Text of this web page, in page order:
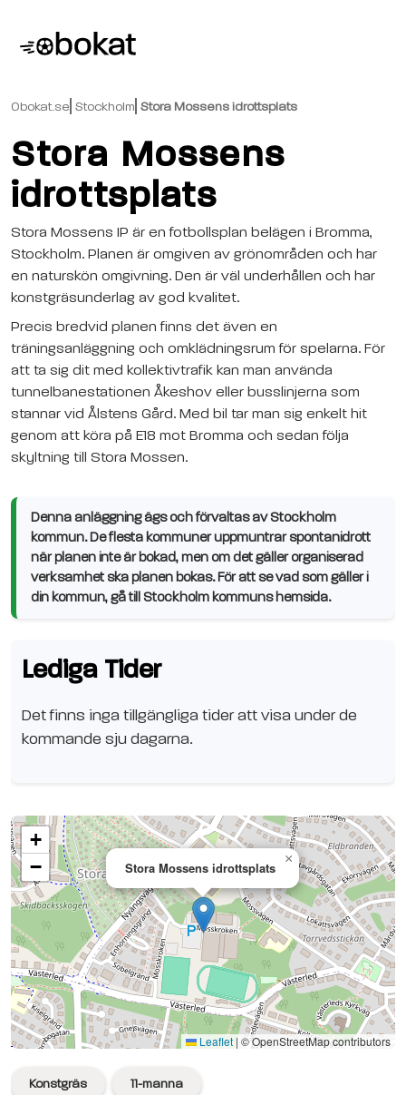
Obokat.se Stockholm Stora Mossens idrottsplats
Stora Mossens
idrottsplats
Stora Mossens IP är en fotbollsplan belägen i Bromma,
Stockholm. Planen är omgiven av grönområden och har
en naturskön omgivning. Den är väl underhållen och har
konstgräsunderlag av god kvalitet.
Precis bredvid planen finns det även en
träningsanläggning och omklädningsrum för spelarna. För
att ta sig dit med kollektivtrafik kan man använda
tunnelbanestationen Åkeshov eller busslinjerna som
stannar vid Ålstens Gård. Med bil tar man sig enkelt hit
genom att köra på E18 mot Bromma och sedan följa
skyltning till Stora Mossen.
Denna anläggning ägs och förvaltas av Stockholm
kommun. De flesta kommuner uppmuntrar spontanidrott
när planen inte är bokad, men om det gäller organiserad
verksamhet ska planen bokas. För att se vad som gäller i
din kommun, gå till Stockholm kommuns hemsida.
Lediga Tider
Det finns inga tillgängliga tider att visa under de
kommande sju dagarna.
Stora Mossens idrottsplats
×
+
−
Leaflet | © OpenStreetMap contributors
Se planen på Google Maps
Konstgräs 11-manna